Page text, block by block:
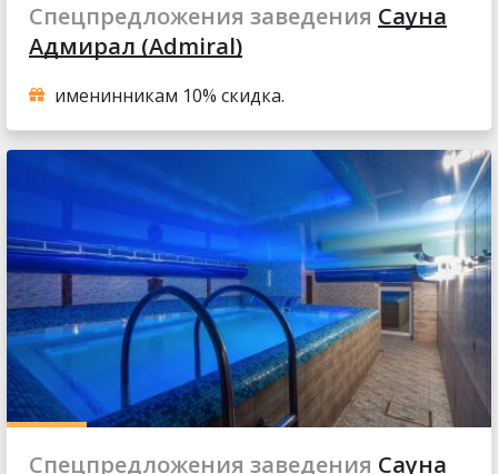
Спецпредложения заведения Сауна
Адмирал (Admiral)
именинникам 10% скидка.
Спецпредложения заведения Сауна